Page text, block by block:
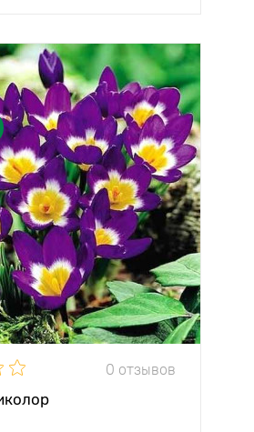
0 отзывов